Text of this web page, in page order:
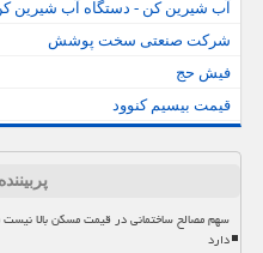
آب شیرین کن - دستگاه آب شیرین
شرکت صنعتی سخت پوشش
فیش حج
قیمت بیسیم کنوود
سهم مصالح ساختمانی در قیمت مسکن بالا
دارد